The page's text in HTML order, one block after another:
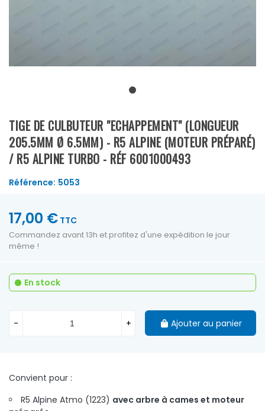
TIGE DE CULBUTEUR "ECHAPPEMENT" (LONGUEUR
205.5MM Ø 6.5MM) - R5 ALPINE (MOTEUR PRÉPARÉ)
/ R5 ALPINE TURBO - RÉF 6001000493
Référence: 5053
Convient pour :
R5 Alpine Atmo (1223) avec arbre à cames et moteur
17,00 € TTC
Commandez avant 13h et profitez d'une expédition le jour
même !
En stock
- + Ajouter au panier